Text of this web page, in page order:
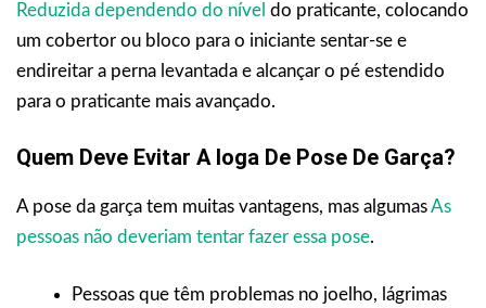
Reduzida dependendo do nível do praticante, colocando
um cobertor ou bloco para o iniciante sentar-se e
endireitar a perna levantada e alcançar o pé estendido
para o praticante mais avançado.
Quem Deve Evitar A Ioga De Pose De Garça?
A pose da garça tem muitas vantagens, mas algumasAs
pessoas não deveriam tentar fazer essa pose.
Pessoas que têm problemas no joelho, lágrimas